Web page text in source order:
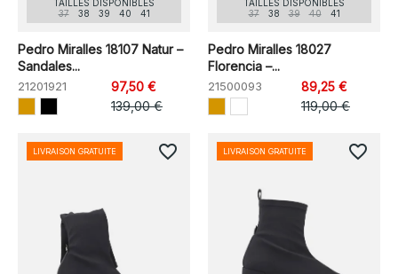
TAILLES DISPONIBLES
37
38 39 40 41
Pedro Miralles 18107 Natur –
Sandales...
21201921
97,50 €
139,00 €
TAILLES DISPONIBLES
37
38 39 40 41
Pedro Miralles 18027
Florencia –...
21500093
89,25 €
119,00 €
LIVRAISON GRATUITE favorite_border LIVRAISON GRATUITE favorite_border